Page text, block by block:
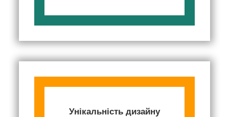
Унікальність дизайну